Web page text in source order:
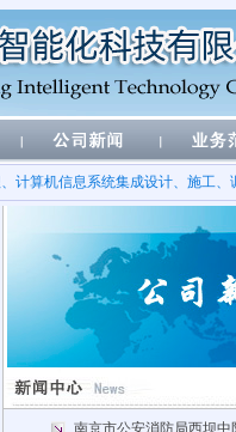
计算机信息系统集成设计、施工
南京市公安消防局西坝